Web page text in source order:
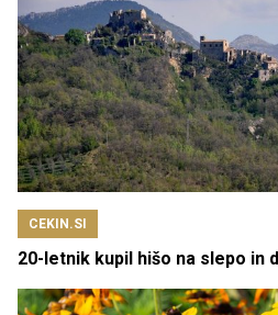
CEKIN.SI
20-letnik kupil hišo na slepo in